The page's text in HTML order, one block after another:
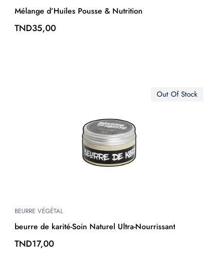
Mélange d’Huiles Pousse & Nutrition
TND35,00
Out Of Stock
BEURRE VÉGÉTAL
beurre de karité-Soin Naturel Ultra-Nourrissant
TND17,00